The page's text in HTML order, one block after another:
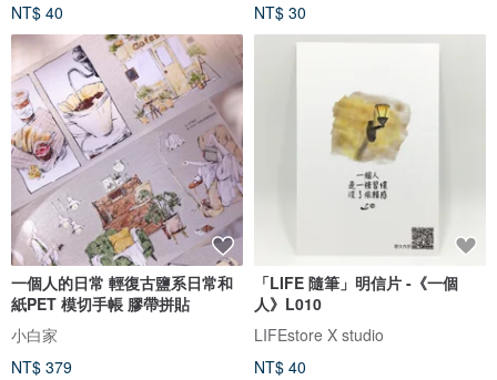
NT$ 40
NT$ 30
一個人的日常 輕復古鹽系日常和
紙PET 模切手帳 膠帶拼貼
小白家
NT$ 379
「LIFE 隨筆」明信片 -《一個
人》L010
LIFEstore X studio
NT$ 40